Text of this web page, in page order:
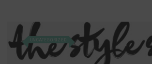
UNCATEGORIZED